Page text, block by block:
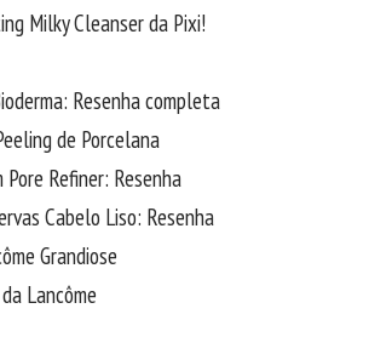
Milky Cleanser da Pixi!
Resenha completa
de Porcelana
Pore Refiner: Resenha
Cabelo Liso: Resenha
Grandiose
Lancôme